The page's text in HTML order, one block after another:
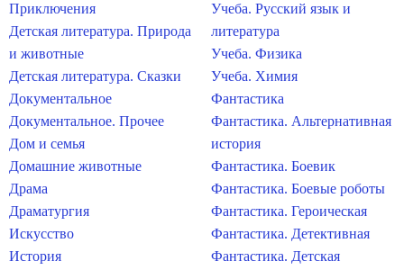
Приключения
Детская литература. Природа
и животные
Детская литература. Сказки
Документальное
Документальное. Прочее
Дом и семья
Домашние животные
Драма
Драматургия
Искусство
История
Учеба. Русский язык и
литература
Учеба. Физика
Учеба. Химия
Фантастика
Фантастика. Альтернативная
история
Фантастика. Боевик
Фантастика. Боевые роботы
Фантастика. Героическая
Фантастика. Детективная
Фантастика. Детская